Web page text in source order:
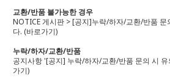
교환/반품 불가능한 경우
NOTICE 게시판 > [공지]누락/하자/교환/반품 문
다. (바로가기)
누락/하자/교환/반품
공지사항 '[공지] 누락/하자/교환/반품 문의 시
가기)